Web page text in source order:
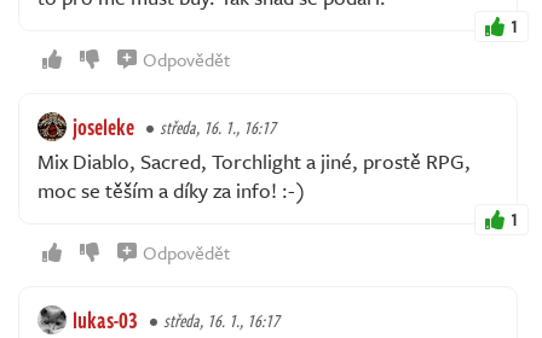
1
Odpovědět
joseleke středa, 16. 1., 16:17
Mix Diablo, Sacred, Torchlight a jiné, prostě RPG,
moc se těším a díky za info! :-)
1
Odpovědět
lukas-03 středa, 16. 1., 16:17